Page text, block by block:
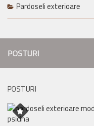
Pardoseli exterioare
POSTURI
POSTURI